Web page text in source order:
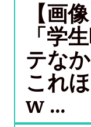
【画
「学
テな
これ
w ...